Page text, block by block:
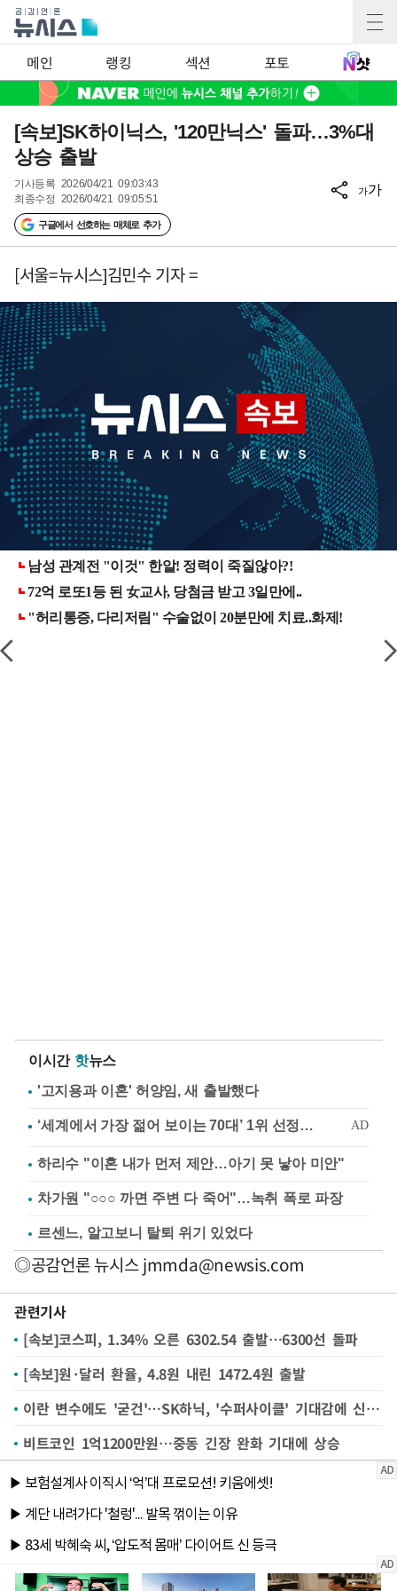
메인 랭킹 섹션 포토
[속보]SK하이닉스, '120만닉스' 돌파…3%대
상승 출발
기사등록 2026/04/21 09:03:43
최종수정 2026/04/21 09:05:51
구글에서 선호하는 매체로 추가
가가
[서울=뉴시스]김민수 기자 =
이시간 핫뉴스
'고지용과 이혼' 허양임, 새 출발했다
하리수 "이혼 내가 먼저 제안…아기 못 낳아 미안"
차가원 "○○○ 까면 주변 다 죽어"…녹취 폭로 파장
르센느, 알고보니 탈퇴 위기 있었다
◎공감언론 뉴시스jmmda@newsis.com
관련기사
[속보]코스피, 1.34% 오른 6302.54 출발…6300선 돌파
[속보]원·달러 환율, 4.8원 내린 1472.4원 출발
이란 변수에도 '굳건'…SK하닉, '수퍼사이클' 기대감에 신고가 랠리
비트코인 1억1200만원…중동 긴장 완화 기대에 상승